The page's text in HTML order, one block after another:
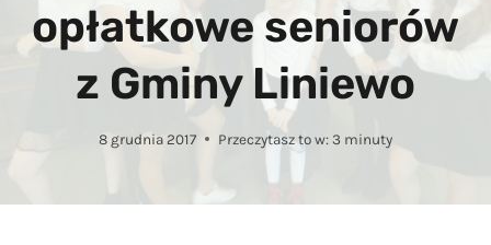
opłatkowe seniorów
z Gminy Liniewo
8 grudnia 2017 Przeczytasz to w: 3 minuty